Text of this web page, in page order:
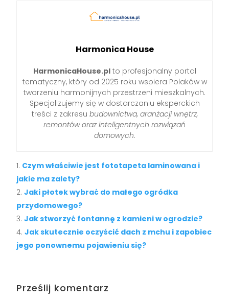
Harmonica House
HarmonicaHouse.plto profesjonalny portal
tematyczny, który od 2025 roku wspiera Polaków w
tworzeniu harmonijnych przestrzeni mieszkalnych.
Specjalizujemy się w dostarczaniu eksperckich
treści z zakresu budownictwa, aranżacji wnętrz,
remontów oraz inteligentnych rozwiązań
domowych.
Czym właściwie jest fototapeta laminowana i
jakie ma zalety?
Jaki płotek wybrać do małego ogródka
przydomowego?
Jak stworzyć fontannę z kamieni w ogrodzie?
Jak skutecznie oczyścić dach z mchu i zapobiec
jego ponownemu pojawieniu się?
Prześlij komentarz